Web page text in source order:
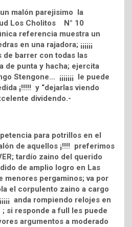
malón parejisimo la
Los Cholitos N° 10
referencia muestra un
en una rajadora; ¡¡¡¡¡¡
de barrer con todas las
de punta y hacha; ejercita
Stengone… ¡¡¡¡¡¡¡ le puede
¡!!!!! y “dejarlas viendo
dividendo.-
para potrillos en el
de aquellos ¡!!!! preferimos
tardío zaino del querido
de amplio logro en Las
menores pergaminos; va por
el corpulento zaino a cargo
anda rompiendo relojes en
; si responde a full les puede
argumentos a moderado